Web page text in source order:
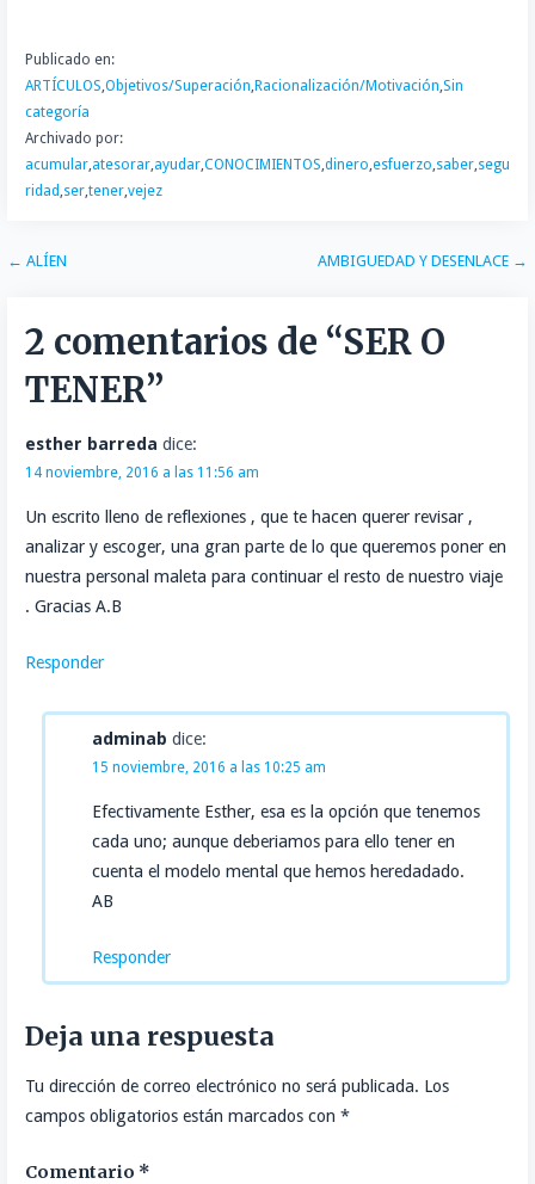
Publicado en:
ARTÍCULOS,Objetivos/Superación,Racionalización/Motivación,Sin
categoría
Archivado por:
acumular,atesorar,ayudar,CONOCIMIENTOS,dinero,esfuerzo,saber,segu
ridad ,ser,tener,vejez
Navegación
entradas
← ALÍEN AMBIGUEDAD Y DESENLACE →
2 comentarios de “SER O
TENER”
esther barreda dice:
14 noviembre, 2016 a las 11:56 am
Un escrito lleno de reflexiones , que te hacen querer revisar ,
analizar y escoger, una gran parte de lo que queremos poner en
nuestra personal maleta para continuar el resto de nuestro viaje
. Gracias A.B
Responder
adminab dice:
15 noviembre, 2016 a las 10:25 am
Efectivamente Esther, esa es la opción que tenemos
cada uno; aunque deberiamos para ello tener en
cuenta el modelo mental que hemos heredadado.
AB
Responder
Deja una respuesta
Tu dirección de correo electrónico no será publicada. Los
campos obligatorios están marcados con *
Comentario *